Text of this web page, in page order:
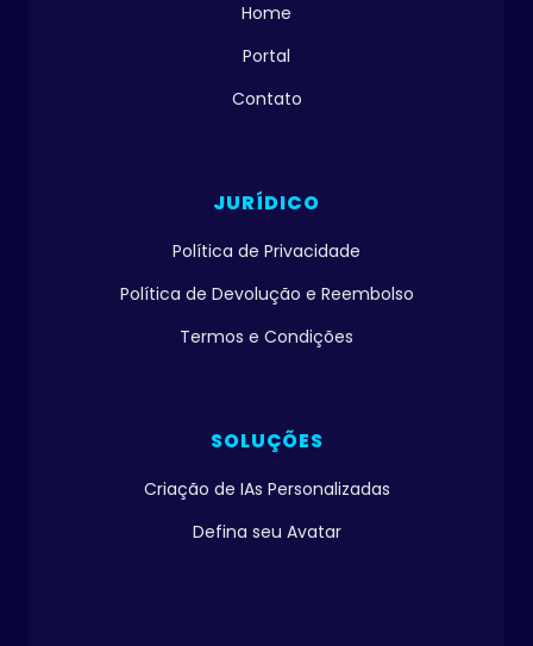
Home
Portal
Contato
JURÍDICO
Política de Privacidade
Política de Devolução e Reembolso
Termos e Condições
SOLUÇÕES
Criação de IAs Personalizadas
Defina seu Avatar